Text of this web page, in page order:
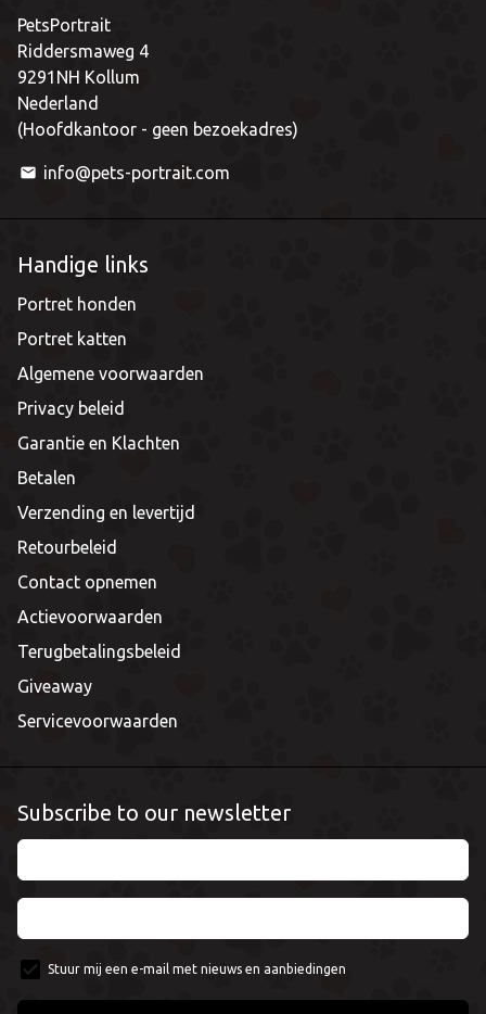
PetsPortrait
Riddersmaweg 4
9291NH Kollum
Nederland
(Hoofdkantoor - geen bezoekadres)
email info@pets-portrait.com
Handige links
Portret honden
Portret katten
Algemene voorwaarden
Privacy beleid
Garantie en Klachten
Betalen
Verzending en levertijd
Retourbeleid
Contact opnemen
Actievoorwaarden
Terugbetalingsbeleid
Giveaway
Servicevoorwaarden
Subscribe to our newsletter
Stuur mij een e-mail met nieuws en aanbiedingen